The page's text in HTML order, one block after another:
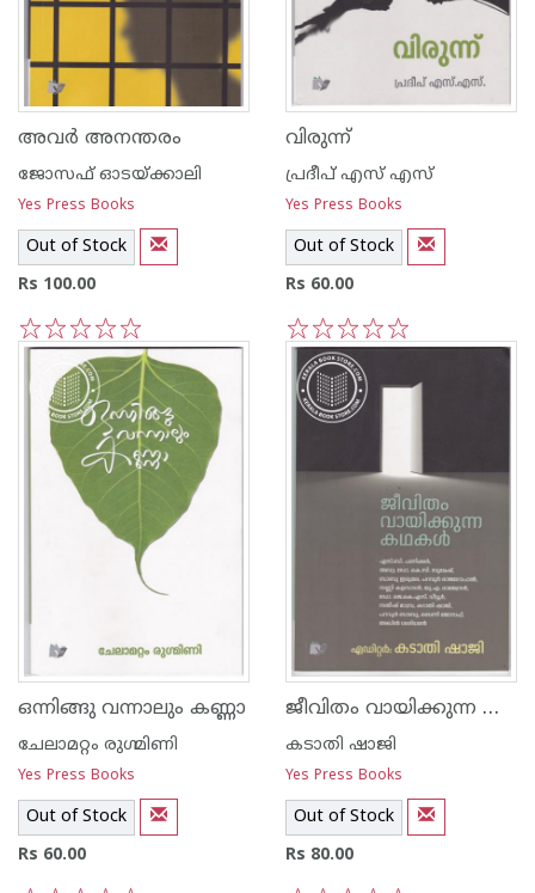
അവര്‍ അനന്തരം
ജോസഫ് ഓടയ്ക്കാലി
Yes Press Books
Out of Stock
Rs 100.00
5
4
3
2
1
വിരുന്ന്
പ്രദീപ് എസ് എസ്
Yes Press Books
Out of Stock
Rs 60.00
5
4
3
2
1
ഒന്നിങ്ങു വന്നാലും കണ്ണാ
ചേലാമറ്റം രുഗ്മിണി
Yes Press Books
Out of Stock
Rs 60.00
ജീവിതം വായിക്കുന്ന കഥകള്‍
കടാതി ഷാജി
Yes Press Books
Out of Stock
Rs 80.00